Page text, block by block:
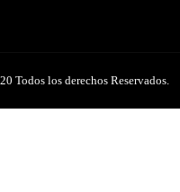
Todos los derechos Reservados.